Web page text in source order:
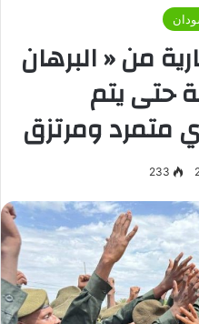
من « البرهان
حتى يتم
متمرد ومرتزق
233